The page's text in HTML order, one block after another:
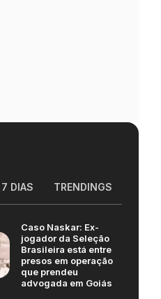
7 DIAS TRENDINGS
Caso Naskar: Ex-
jogador da Seleção
Brasileira está entre
presos em operação
que prendeu
advogada em Goiás